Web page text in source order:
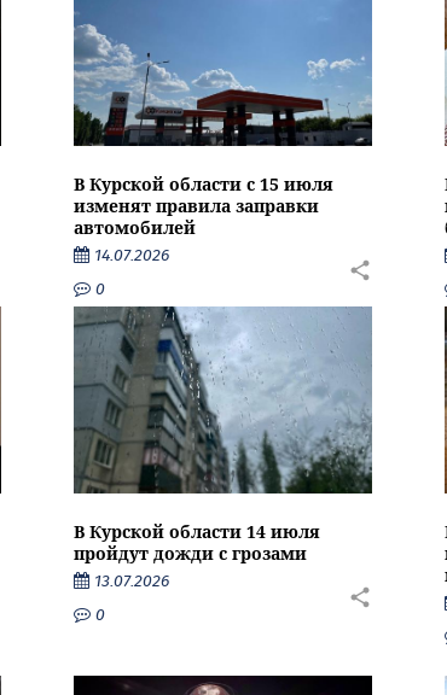
В Курской области с 15 июля
изменят правила заправки
автомобилей
14.07.2026
0
В Курской области 14 июля
пройдут дожди с грозами
13.07.2026
0